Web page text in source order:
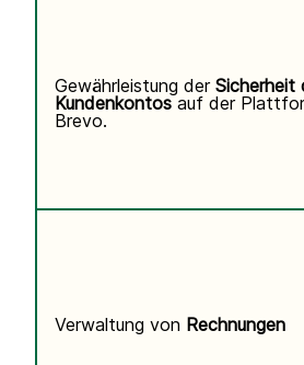
Gewährleistung der Sicherheit
Kundenkontos auf der
Brevo.
Verwaltung von Rechnungen